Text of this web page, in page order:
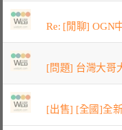
Re: [閒聊] OGN
[問題] 台灣大哥
[出售] [全國]全